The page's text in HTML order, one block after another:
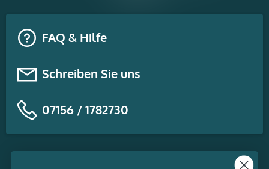
FAQ & Hilfe
Schreiben Sie uns
07156 / 1782730